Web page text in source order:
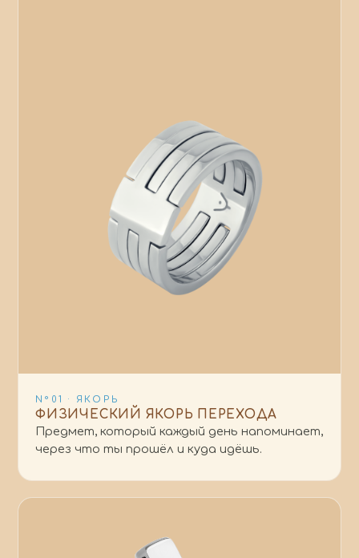
N°01 · ЯКОРЬ
ФИЗИЧЕСКИЙ ЯКОРЬ ПЕРЕХОДА
Предмет, который каждый день напоминает,
через что ты прошёл и куда идёшь.